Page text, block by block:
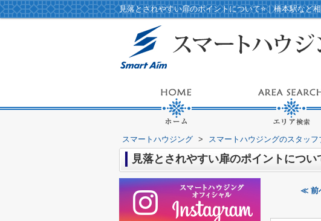
見落とされやすい扉のポイントについて⭐️｜橋本駅など
スマートハウジング > スマートハウジングのスタッフ
見落とされやすい扉のポイントについ
≪ 前